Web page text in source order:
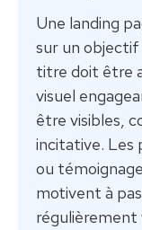
Une landing
sur un objectif
titre doit être
visuel
être visibles,
incitative. Les
ou
motivent à
régulièrement